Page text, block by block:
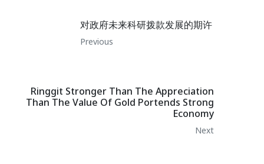
对政府未来科研拨款发展的期许
Previous
Ringgit Stronger Than The Appreciation
Than The Value Of Gold Portends Strong
Economy
Next